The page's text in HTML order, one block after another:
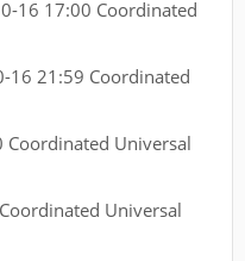
16 17:00 Coordinated
16 21:59 Coordinated
Universal
Universal